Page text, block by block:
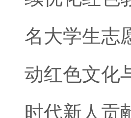
名大学生志
动红色文化
时代新人贡